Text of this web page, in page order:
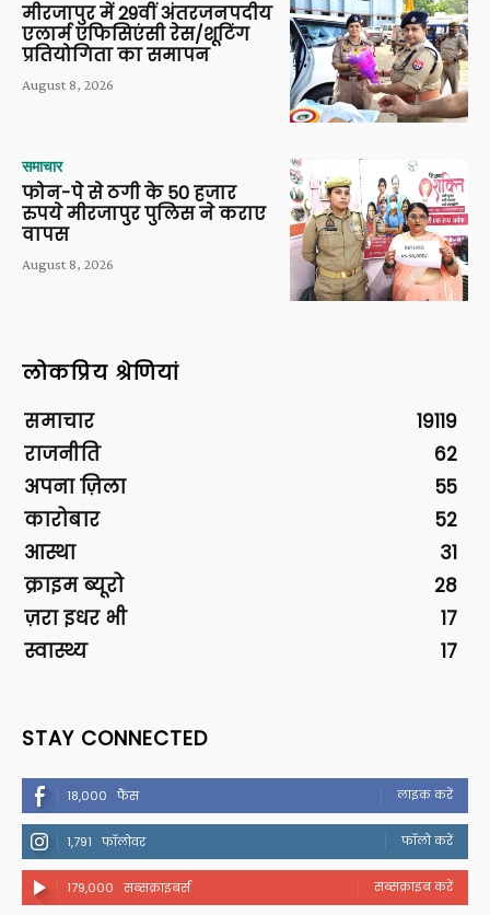
मीरजापुर में 29वीं अंतरजनपदीय
एलार्म एफिसिएंसी रेस/शूटिंग
प्रतियोगिता का समापन
August 8, 2026
समाचार
फोन-पे से ठगी के 50 हजार
रुपये मीरजापुर पुलिस ने कराए
वापस
August 8, 2026
लोकप्रिय श्रेणियां
समाचार
19119
राजनीति
62
अपना ज़िला
55
कारोबार
52
आस्था
31
क्राइम ब्यूरो
28
ज़रा इधर भी
17
स्वास्थ्य
17
STAY CONNECTED
18,000 फैंस लाइक करें
1,791 फॉलोवर फॉलो करें
179,000 सब्सक्राइबर्स सब्सक्राइब करें